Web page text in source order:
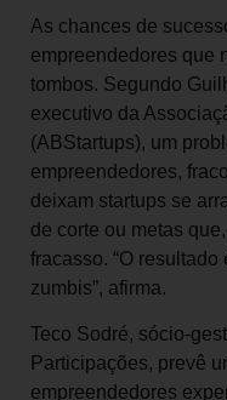
As chances de
empreendedores que
tombos. Segundo
executivo da
(ABStartups), um
empreendedores,
deixam startups se
de corte ou metas
fracasso. “O
zumbis”, afirma.
Teco Sodré, sócio-
Participações, prevê
empreendedores